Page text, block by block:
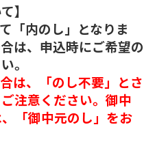
】
「内のし」となりま
は、申込時にご希望の
。
は、「のし不要」とさ
注意ください。御中
「御中元のし」をお